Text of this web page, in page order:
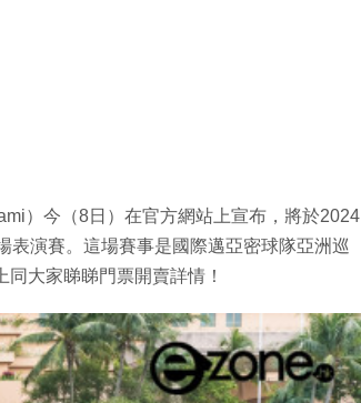
）今（8日）在官方網站上宣布，將於2024
演賽。這場賽事是國際邁亞密球隊亞洲巡
大家睇睇門票開賣詳情！